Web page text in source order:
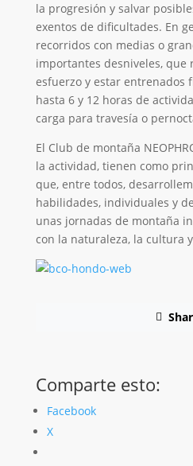
la progresión y salvar
exentos de dificultades. En
recorridos con medias o
importantes desniveles,
esfuerzo y estar entrenados
hasta 6 y 12 horas de
carga para travesía o
El Club de montaña
la actividad, tienen como
que, entre todos,
habilidades, individuales y
unas jornadas de montaña
con la naturaleza, la cultura
Comparte esto:
Facebook
X